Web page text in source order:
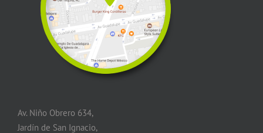
Av. Niño Obrero 634,
Jardín de San Ignacio,